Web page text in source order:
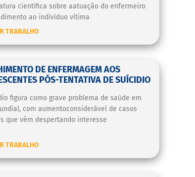
científica sobre aatuação do enfermeiro
ao indivíduo vítima
TRABALHO
DE ENFERMAGEM AOS
PÓS-TENTATIVA DE SUÍCIDIO
figura como grave problema de saúde em
com aumentoconsiderável de casos
que vêm despertando interesse
TRABALHO